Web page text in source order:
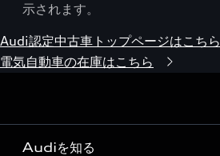
示されます。
Audi認定中古車トップページはこちら
電気自動車の在庫はこちら
Audiを知る